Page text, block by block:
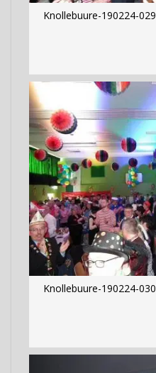
Knollebuure-190224-029
Knollebuure-190224-030